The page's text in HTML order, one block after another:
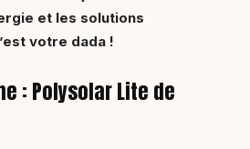
et les solutions
votre dada !
: Polysolar Lite de